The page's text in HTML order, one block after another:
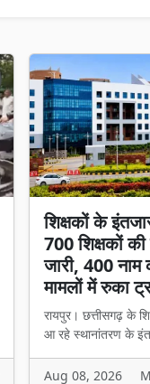
शिक्षकों के
700 शिक्षकों
जारी, 400
मामलों में रुका
रायपुर। छत्तीसगढ़ के
आ रहे स्थानांतरण के
Aug 08, 2026